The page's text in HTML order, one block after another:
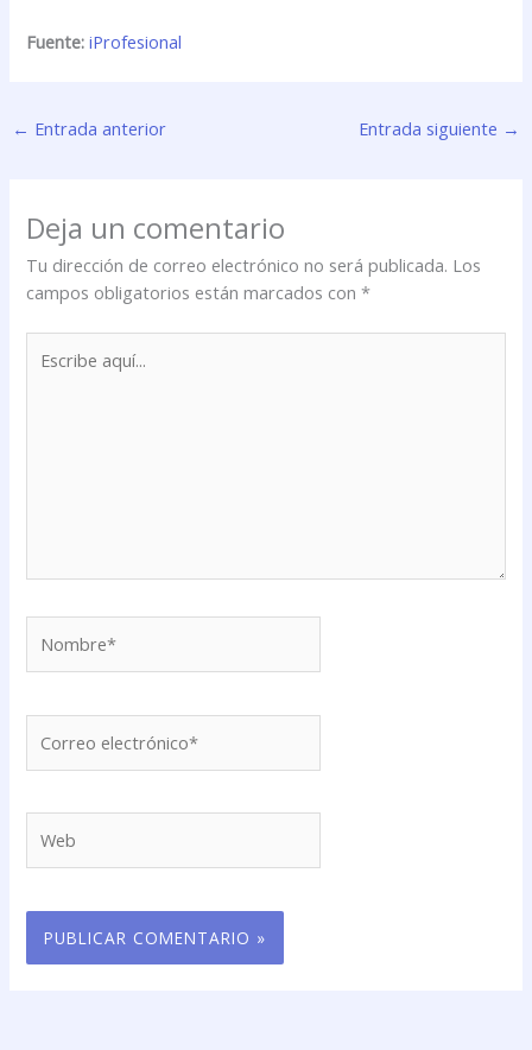
Fuente:iProfesional
← Entrada anterior Entrada siguiente →
Deja un comentario
Tu dirección de correo electrónico no será publicada. Los
campos obligatorios están marcados con*
aquí...
electrónico*